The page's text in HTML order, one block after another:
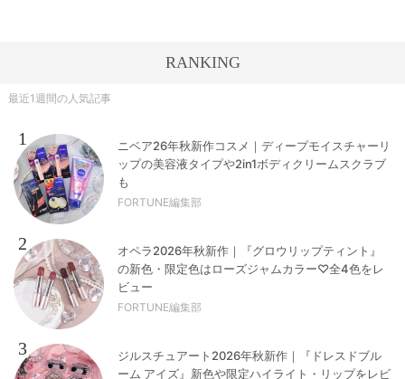
RANKING
最近1週間の人気記事
1
ニベア26年秋新作コスメ｜ディープモイスチャーリ
ップの美容液タイプや2in1ボディクリームスクラブ
も
FORTUNE編集部
2
オペラ2026年秋新作｜『グロウリップティント』
の新色・限定色はローズジャムカラー♡全4色をレ
ビュー
FORTUNE編集部
3
ジルスチュアート2026年秋新作｜『ドレスドブル
ーム アイズ』新色や限定ハイライト・リップをレビ